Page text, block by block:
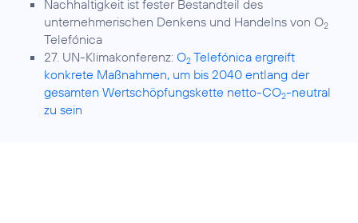
Nachhaltigkeit ist fester Bestandteil des
unternehmerischen Denkens und Handelns von O2
Telefónica
27. UN-Klimakonferenz: O2 Telefónica ergreift
konkrete Maßnahmen, um bis 2040 entlang der
gesamten Wertschöpfungskette netto-CO2-neutral
zu sein